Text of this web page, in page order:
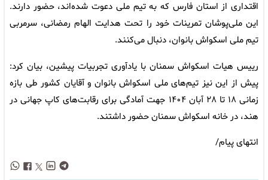
اقتداری از استان فارس که به تیم ملی دعوت شده‌اند، حضور دارند.
این ملی‌پوشان تمرینات خود را تحت هدایت الهام رمضانی، سرمربی
تیم ملی اسکواش بانوان، دنبال می‌کنند.
رییس هیات اسکواش سمنان با یادآوری تجربیات پیشین، بیان کرد:
پیش از این نیز تیم‌های ملی اسکواش بانوان و آقایان کشور طی بازه
زمانی ۱۸ تا ۲۸ آبان‌ ۱۴۰۴ جهت آمادگی برای رقابت‌های کاپ جهانی در
هند، در خانه اسکواش سمنان حضور داشتند.
انتهای پیام/